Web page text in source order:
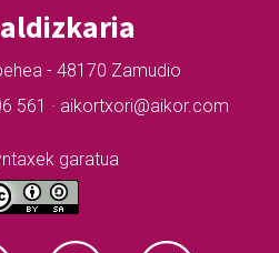
- 48170 Zamudio
561 · aikortxori@aikor.com
garatua